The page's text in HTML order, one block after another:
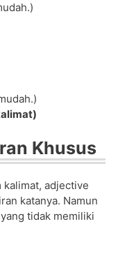
Khusus
kalimat, adjective
katanya. Namun
tidak memiliki